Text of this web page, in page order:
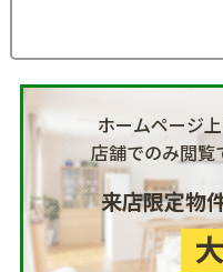
ホームページ
店舗でのみ閲
来店限定物